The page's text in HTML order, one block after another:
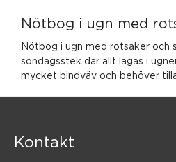
Nötbog i ugn med
Nötbog i ugn med rotsaker och
söndagsstek där allt lagas i
mycket bindväv och behöver
Kontakt